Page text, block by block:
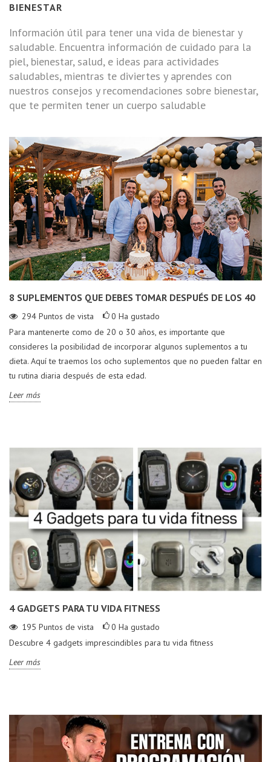
BIENESTAR
Información útil para tener una vida de bienestar y
saludable. Encuentra información de cuidado para la
piel, bienestar, salud, e ideas para actividades
saludables, mientras te diviertes y aprendes con
nuestros consejos y recomendaciones sobre bienestar,
que te permiten tener un cuerpo saludable
8 SUPLEMENTOS QUE DEBES TOMAR DESPUÉS DE LOS 40
294 Puntos de vista 0 Ha gustado
Para mantenerte como de 20 o 30 años, es importante que
consideres la posibilidad de incorporar algunos suplementos a tu
dieta. Aquí te traemos los ocho suplementos que no pueden faltar en
tu rutina diaria después de esta edad.
Leer más
4 GADGETS PARA TU VIDA FITNESS
195 Puntos de vista 0 Ha gustado
Descubre 4 gadgets imprescindibles para tu vida fitness
Leer más